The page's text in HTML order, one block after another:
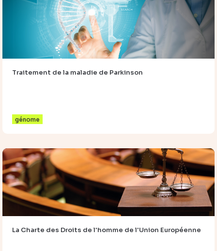
Traitement de la maladie de Parkinson
génome
La Charte des Droits de l'homme de l'Union Européenne